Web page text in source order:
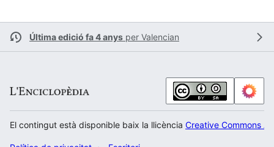
Última edició fa 4 anys per Valencian
El contingut està disponible baix la llicència Creative Commons